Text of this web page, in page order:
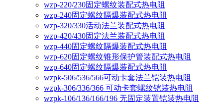
wzp-220/230固定螺纹装配式热电阻
wzp-240固定螺纹隔爆装配式热电阻
wzp-320/330活动法兰装配式热电阻
wzp-420/430固定法兰装配式热电阻
wzp-440固定螺纹隔爆装配式热电阻
wzp-620固定螺纹锥形保护管装配式热电阻
wzp-640固定螺纹隔爆装配式热电阻
wzpk-506/536/566可动卡套法兰铠装热电阻
wzpk-306/336/366 可动卡套螺纹铠装热电阻
wzpk-106/136/166/196 无固定装置铠装热电阻